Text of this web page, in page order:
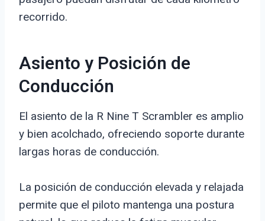
recorrido.
Asiento y Posición de
Conducción
El asiento de la R Nine T Scrambler es amplio
y bien acolchado, ofreciendo soporte durante
largas horas de conducción.
La posición de conducción elevada y relajada
permite que el piloto mantenga una postura